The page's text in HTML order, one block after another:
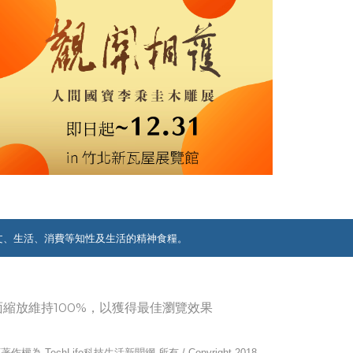
生活、消費等知性及生活的精神食糧。
放維持100%，以獲得最佳瀏覽效果